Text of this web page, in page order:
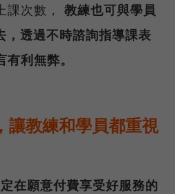
課次數， 教練也可與學員
，透過不時諮詢指導課表
利無弊。
讓教練和學員都重視
在願意付費享受好服務的